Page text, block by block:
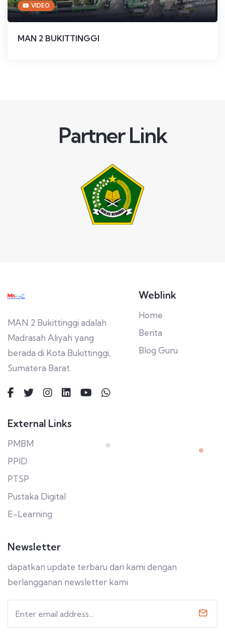
VIDEO
MAN 2 BUKITTINGGI
Partner Link
MAN 2 Bukittinggi adalah
Madrasah Aliyah yang
berada di Kota Bukittinggi,
Sumatera Barat.
Weblink
Home
Berita
Blog Guru
External Links
PMBM
PPID
PTSP
Pustaka Digital
E-Learning
Newsletter
dapatkan update terbaru dari kami dengan
berlangganan newsletter kami